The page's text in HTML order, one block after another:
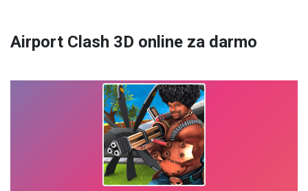
Airport Clash 3D online za darmo